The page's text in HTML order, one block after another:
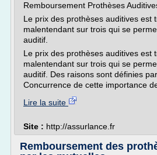
Remboursement Prothèses
Le prix des prothèses auditives est
malentendant sur trois qui se
auditif.
Le prix des prothèses auditives est
malentendant sur trois qui se
auditif. Des raisons sont définies
Concurrence de cette importance
Lire la suite
Site : http://assurlance.fr
Remboursement des